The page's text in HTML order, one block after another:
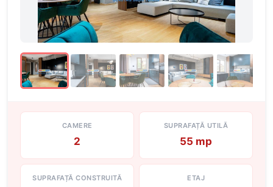
CAMERE
2
SUPRAFAȚĂ UTILĂ
55 mp
SUPRAFAȚĂ CONSTRUITĂ ETAJ